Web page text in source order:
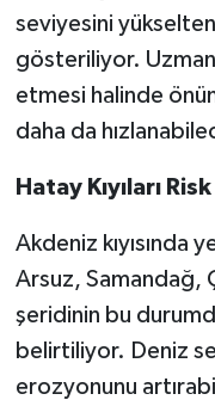
seviyesini
gösteriliyor.
etmesi halinde
daha da
Hatay Kıyıları
Akdeniz kıyısında
Arsuz, Samandağ,
şeridinin bu
belirtiliyor. Deniz
erozyonunu